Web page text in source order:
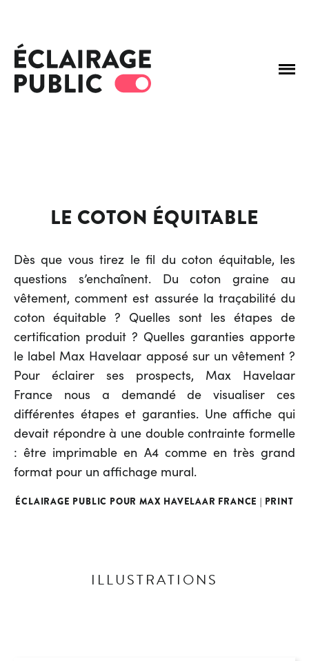
LE COTON ÉQUITABLE
Dès que vous tirez le fil du coton équitable, les
questions s’enchaînent. Du coton graine au
vêtement, comment est assurée la traçabilité du
coton équitable ? Quelles sont les étapes de
certification produit ? Quelles garanties apporte
le label Max Havelaar apposé sur un vêtement ?
Pour éclairer ses prospects, Max Havelaar
France nous a demandé de visualiser ces
différentes étapes et garanties. Une affiche qui
devait répondre à une double contrainte formelle
: être imprimable en A4 comme en très grand
format pour un affichage mural.
ÉCLAIRAGE PUBLIC POUR MAX HAVELAAR FRANCE | PRINT
ILLUSTRATIONS